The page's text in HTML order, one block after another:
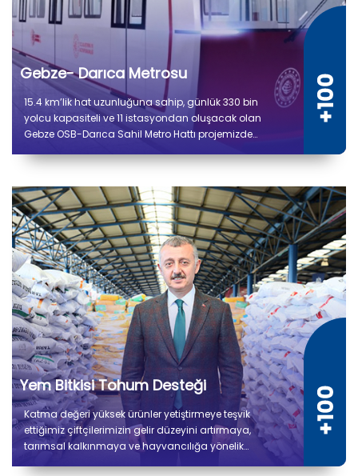
Gebze- Darıca Metrosu
15.4 km’lik hat uzunluğuna sahip, günlük 330 bin
yolcu kapasiteli ve 11 istasyondan oluşacak olan
Gebze OSB-Darıca Sahil Metro Hattı projemizde
hızıyla devam etmektedir.
Yem Bitkisi Tohum Desteği
Katma değeri yüksek ürünler yetiştirmeye teşvik
ettiğimiz çiftçilerimizin gelir düzeyini artırmaya,
tarımsal kalkınmaya ve hayvancılığa yönelik